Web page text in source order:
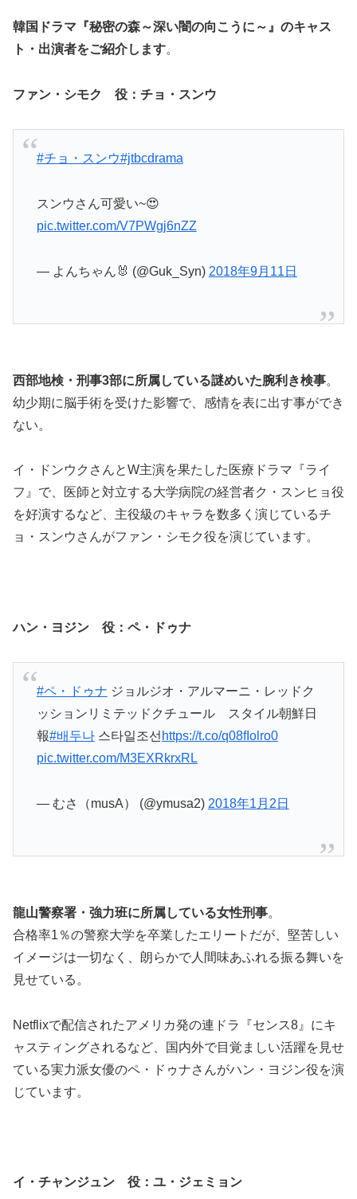
韓国ドラマ『秘密の森～深い闇の向こうに～』のキャス
ト・出演者をご紹介します。
ファン・シモク 役：チョ・スンウ
#チョ・スンウ#jtbcdrama
スンウさん可愛い~😍
pic.twitter.com/V7PWgj6nZZ
— よんちゃん🐰 (@Guk_Syn) 2018年9月11日
西部地検・刑事3部に所属している謎めいた腕利き検事。
幼少期に脳手術を受けた影響で、感情を表に出す事ができ
ない。
イ・ドンウクさんとW主演を果たした医療ドラマ『ライ
フ』で、医師と対立する大学病院の経営者ク・スンヒョ役
を好演するなど、主役級のキャラを数多く演じているチ
ョ・スンウさんがファン・シモク役を演じています。
ハン・ヨジン 役：ペ・ドゥナ
#ペ・ドゥナ ジョルジオ・アルマーニ・レッドク
ッションリミテッドクチュール スタイル朝鮮日
報#배두나스타일조선 https://t.co/q08fIolro0
pic.twitter.com/M3EXRkrxRL
— むさ（musA） (@ymusa2) 2018年1月2日
龍山警察署・強力班に所属している女性刑事。
合格率1％の警察大学を卒業したエリートだが、堅苦しい
イメージは一切なく、朗らかで人間味あふれる振る舞いを
見せている。
Netflixで配信されたアメリカ発の連ドラ『センス8』にキ
ャスティングされるなど、国内外で目覚ましい活躍を見せ
ている実力派女優のペ・ドゥナさんがハン・ヨジン役を演
じています。
イ・チャンジュン 役：ユ・ジェミョン